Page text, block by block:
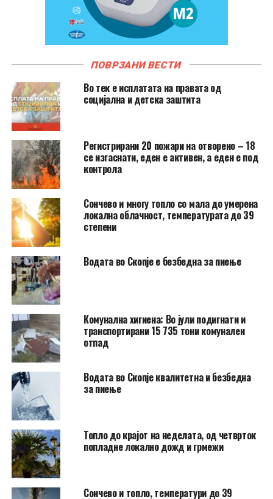
ПОВРЗАНИ ВЕСТИ
Во тек е исплатата на правата од
социјална и детска заштита
Регистрирани 20 пожари на отворено – 18
се изгаснати, еден е активен, а еден е под
контрола
Сончево и многу топло со мала до умерена
локална облачност, температурата до 39
степени
Водата во Скопје е безбедна за пиење
Комунална хигиена: Во јули подигнати и
транспортирани 15 735 тони комунален
отпад
Водата во Скопје квалитетна и безбедна
за пиење
Топло до крајот на неделата, од четврток
попладне локално дожд и грмежи
Сончево и топло, температури до 39